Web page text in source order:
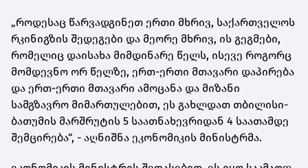
„როდესაც წარვადგინეთ ერთი მხრივ, საქართველოს
რკინიგზის შედეგები და მეორე მხრივ, ის გეგმები,
რომელიც დაისახა მიმდინარე წელს, ისევე როგორც
მომდევნო ორ წელზე, ერთ-ერთი მთავარი დაპირება
და ერთ-ერთი მთავარი ამოცანა და მიზანი
სამგზავრო მიმართულებით, ეს გახლდათ თბილისი-
ბათუმის მარშრუტის 5 საათნახევრიდან 4 საათამდე
შემცირება“, - აღნიშნა ეკონომიკის მინისტრმა.